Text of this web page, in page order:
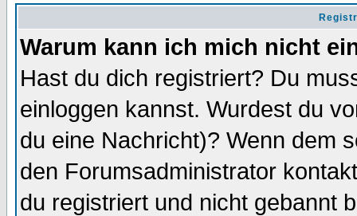
Warum kann ich mich nicht
Hast du dich registriert? Du
einloggen kannst. Wurdest du
du eine Nachricht)? Wenn dem
den Forumsadministrator
du registriert und nicht gebannt